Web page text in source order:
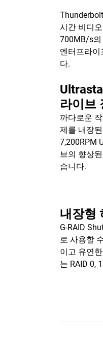
시간 비디
700MB/s의
엔터프라이
다.
라이브
까다로운
제를 내장
7,200RPM
브의 향상
습니다.
내장형
G-RAID
로 사용할
이고 유연
는 RAID 0,